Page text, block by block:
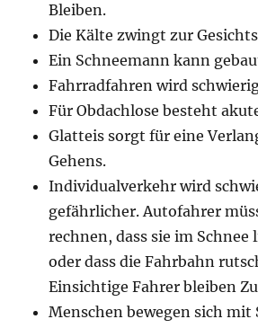
Bleiben.
Die Kälte zwingt zur
Ein Schneemann kann
Fahrradfahren wird
Für Obdachlose besteht
Glatteis sorgt für eine
Gehens.
Individualverkehr wird
gefährlicher. Autofahrer
rechnen, dass sie im Schnee
oder dass die Fahrbahn
Einsichtige Fahrer bleiben
Menschen bewegen sich mit